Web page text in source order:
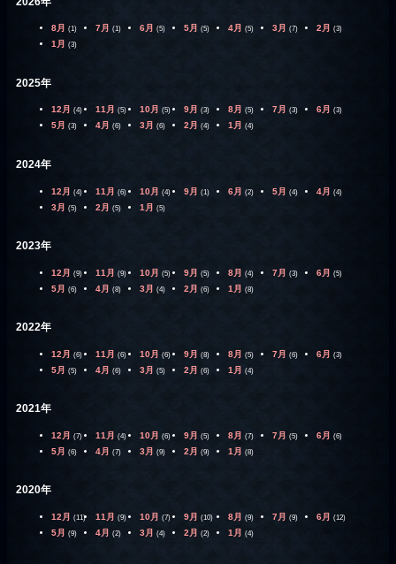
8月 (1) 7月 (1) 6月 (5) 5月 (5) 4月 (5) 3月 (7) 2月 (3)
1月 (3)
2025年
12月 (4) 11月 (5) 10月 (5) 9月 (3) 8月 (5) 7月 (3) 6月 (3)
5月 (3) 4月 (6) 3月 (6) 2月 (4) 1月 (4)
2024年
12月 (4) 11月 (6) 10月 (4) 9月 (1) 6月 (2) 5月 (4) 4月 (4)
3月 (5) 2月 (5) 1月 (5)
2023年
12月 (9) 11月 (9) 10月 (5) 9月 (5) 8月 (4) 7月 (3) 6月 (5)
5月 (6) 4月 (8) 3月 (4) 2月 (6) 1月 (8)
2022年
12月 (6) 11月 (6) 10月 (6) 9月 (8) 8月 (5) 7月 (6) 6月 (3)
5月 (5) 4月 (6) 3月 (5) 2月 (6) 1月 (4)
2021年
12月 (7) 11月 (4) 10月 (6) 9月 (5) 8月 (7) 7月 (5) 6月 (6)
5月 (6) 4月 (7) 3月 (9) 2月 (9) 1月 (8)
2020年
12月 (11) 11月 (9) 10月 (7) 9月 (10) 8月 (9) 7月 (9) 6月 (12)
5月 (9) 4月 (2) 3月 (4) 2月 (2) 1月 (4)